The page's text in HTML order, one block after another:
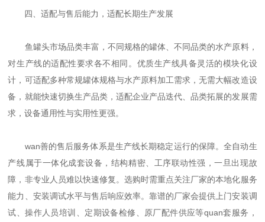
四、适配与售后能力，适配长期生产发展
鱼罐头市场品类丰富，不同规格的罐体、不同品类的水产原料，
对生产线的适配性要求各不相同。优质生产线具备灵活的模块化设
计，可适配多种常规罐体规格与水产原料加工需求，无需大幅改造设
备，就能快速切换生产品类，适配企业产品迭代、品类拓展的发展需
求，设备通用性与实用性更强。
wan善的售后服务体系是生产线长期稳定运行的保障。全自动生
产线属于一体化成套设备，结构精密、工序联动性强，一旦出现故
障，非专业人员难以快速修复。选购时需重点关注厂家的本地化服务
能力、安装调试水平与售后响应效率。靠谱的厂家会提供上门安装调
试、操作人员培训、定期设备检修、原厂配件供应等quan套服务，